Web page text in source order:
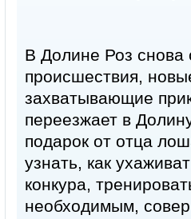
В Долине Роз снова
происшествия,
захватывающие
переезжает в
подарок от отца
узнать, как
конкура,
необходимым,